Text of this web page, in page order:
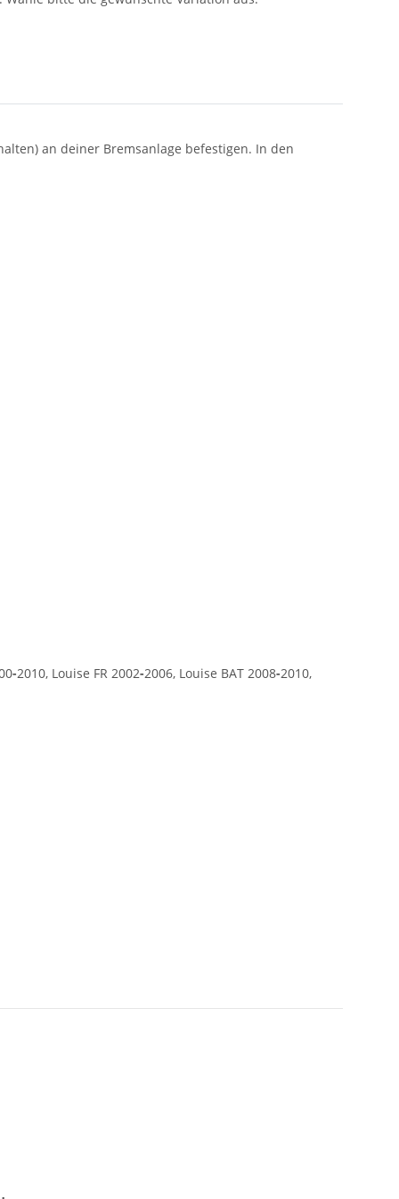
an deiner Bremsanlage befestigen. In den
-2010, Louise FR 2002-2006, Louise BAT 2008-2010,